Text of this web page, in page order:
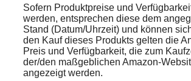
Sofern Produktpreise und
werden, entsprechen diese dem
Stand (Datum/Uhrzeit) und können
den Kauf dieses Produkts gelten die
Preis und Verfügbarkeit, die zum
der/den maßgeblichen Amazon-
angezeigt werden.